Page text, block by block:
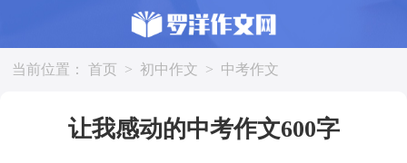
当前位置： 首页 > 初中作文 > 中考作文
让我感动的中考作文600字